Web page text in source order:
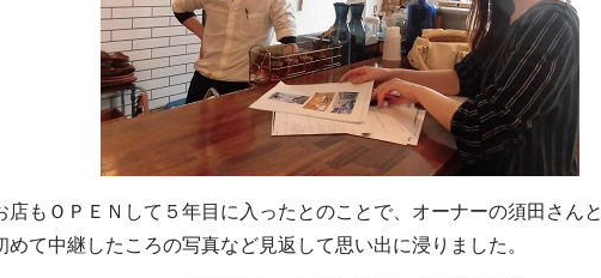
店もＯＰＥＮして５年目に入ったとのことで、オーナーの須田さんと
めて中継したころの写真など見返して思い出に浸りました。